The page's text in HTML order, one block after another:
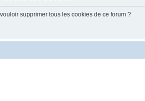
supprimer tous les cookies de ce forum ?